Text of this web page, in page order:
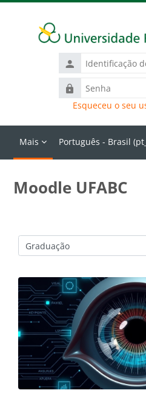
Identificação
de
usuário
Senha
Esqueceu o seu
Mais Português - Brasil
Moodle UFABC
Categorias de Cursos